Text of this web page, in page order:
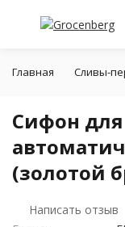
Главная Cливы-
Сифон
(золотой
Написать отзыв